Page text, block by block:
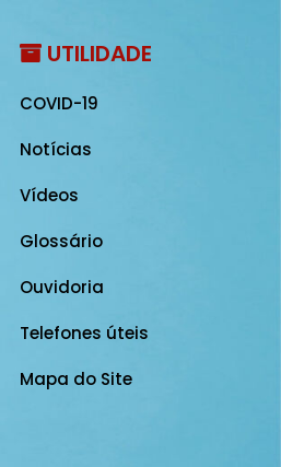
UTILIDADE
COVID-19
Notícias
Vídeos
Glossário
Ouvidoria
Telefones úteis
Mapa do Site